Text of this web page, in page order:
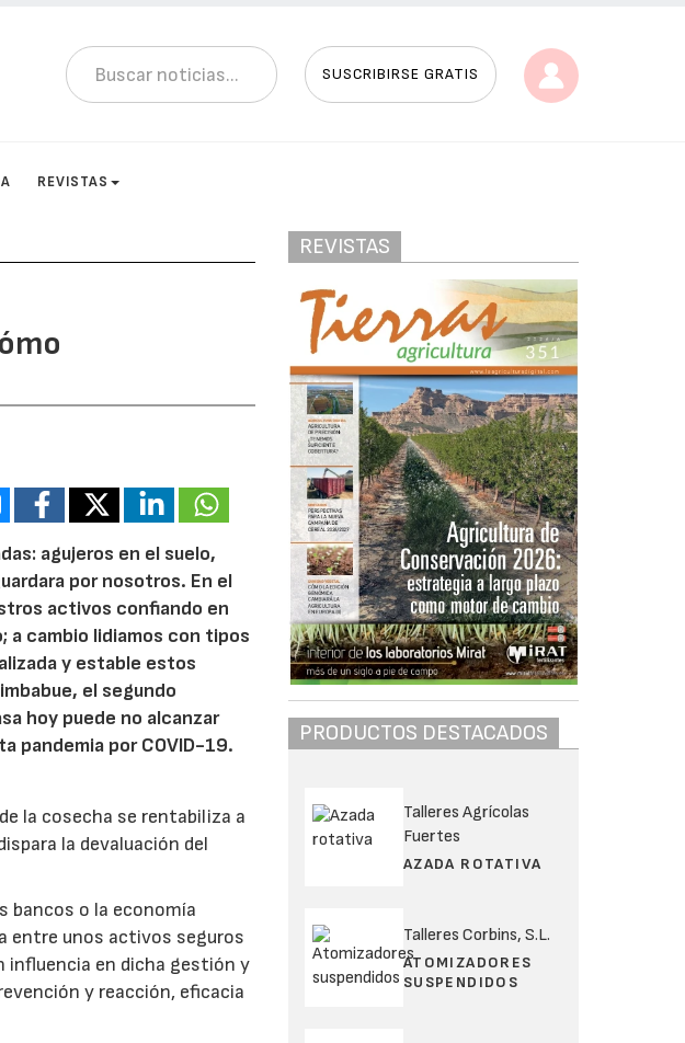
SUSCRIBIRSE GRATIS
REVISTAS
agujeros en el suelo,
por nosotros. En el
activos confiando en
a cambio lidiamos con tipos
y estable estos
el segundo
hoy puede no alcanzar
pandemia por COVID-19.
la cosecha se rentabiliza a
la devaluación del
bancos o la economía
entre unos activos seguros
influencia en dicha gestión y
y reacción, eficacia
REVISTAS
PRODUCTOS DESTACADOS
Talleres Agrícolas
Fuertes
AZADA ROTATIVA
Talleres Corbins, S.L.
ATOMIZADORES
SUSPENDIDOS